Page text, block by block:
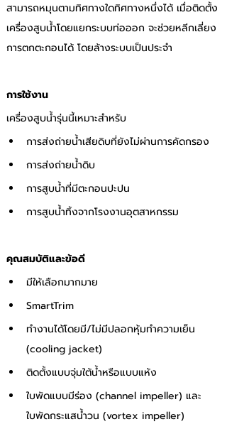
สามารถหมุนตามทิศทางใดทิศทางหนึ่งได้ เมื่อติดตั้ง
เครื่องสูบน้ำโดยแยกระบบท่อออก จะช่วยหลีกเลี่ยง
การตกตะกอนได้ โดยล้างระบบเป็นประจำ
การใช้งาน
เครื่องสูบน้ำรุ่นนี้เหมาะสำหรับ
การส่งถ่ายน้ำเสียดิบที่ยังไม่ผ่านการคัดกรอง
การส่งถ่ายน้ำดิบ
การสูบน้ำที่มีตะกอนปะปน
การสูบน้ำทิ้งจากโรงงานอุตสาหกรรม
คุณสมบัติและข้อดี
มีให้เลือกมากมาย
SmartTrim
ทำงานได้โดยมี/ไม่มีปลอกหุ้มทำความเย็น
(cooling jacket)
ติดตั้งแบบจุ่มใต้น้ำหรือแบบแห้ง
ใบพัดแบบมีร่อง (channel impeller) และ
ใบพัดกระแสน้ำวน (vortex impeller)